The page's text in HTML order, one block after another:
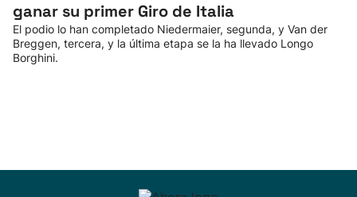
ganar su primer Giro de Italia
El podio lo han completado Niedermaier, segunda, y Van der
Breggen, tercera, y la última etapa se la ha llevado Longo
Borghini.